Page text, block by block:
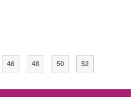
46 48 50 52